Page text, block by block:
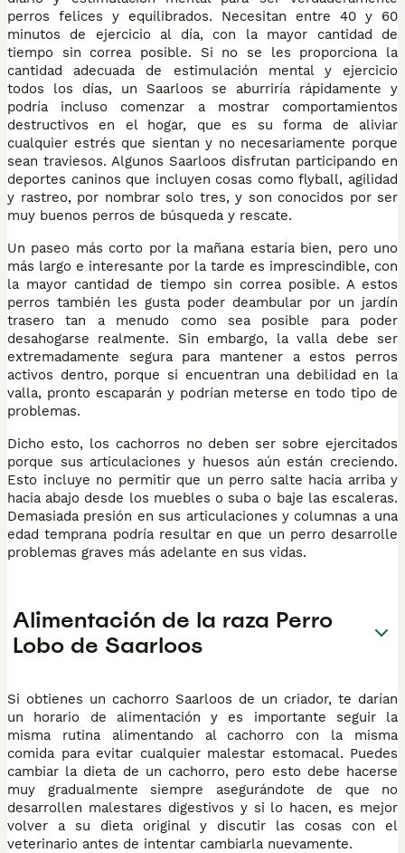
perros felices y equilibrados. Necesitan entre 40 y 60
minutos de ejercicio al día, con la mayor cantidad de
tiempo sin correa posible. Si no se les proporciona la
cantidad adecuada de estimulación mental y ejercicio
todos los días, un Saarloos se aburriría rápidamente y
podría incluso comenzar a mostrar comportamientos
destructivos en el hogar, que es su forma de aliviar
cualquier estrés que sientan y no necesariamente porque
sean traviesos. Algunos Saarloos disfrutan participando en
deportes caninos que incluyen cosas como flyball, agilidad
y rastreo, por nombrar solo tres, y son conocidos por ser
muy buenos perros de búsqueda y rescate.
Un paseo más corto por la mañana estaría bien, pero uno
más largo e interesante por la tarde es imprescindible, con
la mayor cantidad de tiempo sin correa posible. A estos
perros también les gusta poder deambular por un jardín
trasero tan a menudo como sea posible para poder
desahogarse realmente. Sin embargo, la valla debe ser
extremadamente segura para mantener a estos perros
activos dentro, porque si encuentran una debilidad en la
valla, pronto escaparán y podrían meterse en todo tipo de
problemas.
Dicho esto, los cachorros no deben ser sobre ejercitados
porque sus articulaciones y huesos aún están creciendo.
Esto incluye no permitir que un perro salte hacia arriba y
hacia abajo desde los muebles o suba o baje las escaleras.
Demasiada presión en sus articulaciones y columnas a una
edad temprana podría resultar en que un perro desarrolle
problemas graves más adelante en sus vidas.
Alimentación de la raza Perro
Lobo de Saarloos
Si obtienes un cachorro Saarloos de un criador, te darían
un horario de alimentación y es importante seguir la
misma rutina alimentando al cachorro con la misma
comida para evitar cualquier malestar estomacal. Puedes
cambiar la dieta de un cachorro, pero esto debe hacerse
muy gradualmente siempre asegurándote de que no
desarrollen malestares digestivos y si lo hacen, es mejor
volver a su dieta original y discutir las cosas con el
veterinario antes de intentar cambiarla nuevamente.